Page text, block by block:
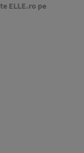
ELLE.ro pe